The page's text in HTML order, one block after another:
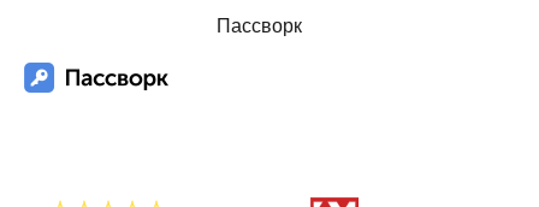
Пассворк